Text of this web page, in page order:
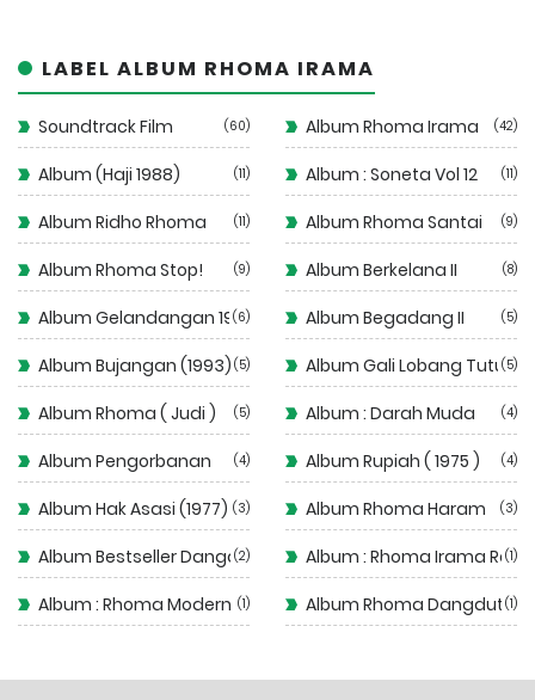
LABEL ALBUM RHOMA IRAMA
Soundtrack Film 60 Album Rhoma Irama 42
Album (Haji 1988) 11 Album : Soneta Vol 12 11
Album Ridho Rhoma 11 Album Rhoma Santai 9
Album Rhoma Stop! 9 Album Berkelana II 8
Album Gelandangan 1972
6 Album Begadang II 5
Album Bujangan (1993) 5 Album Gali Lobang Tutup
5
Album Rhoma ( Judi ) 5 Album : Darah Muda 4
Album Pengorbanan 4 Album Rupiah ( 1975 ) 4
Album Hak Asasi (1977) 3 Album Rhoma Haram 3
Album Bestseller Dangdut
2 Album : Rhoma Irama Rela
1
Album : Rhoma Modern 1 Album Rhoma Dangdut 1